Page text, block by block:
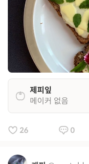
제피잎
메이커 없음
26 0